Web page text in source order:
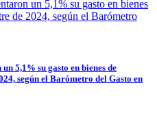
5,1% su gasto en bienes de
según el Barómetro del Gasto en